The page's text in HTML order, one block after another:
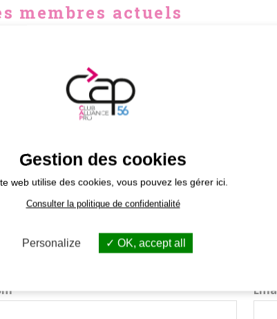
membres actuels
prétendante est présentée au bureau, ou
effective à la majorité des 3/4.
formulaire ci-dessous ou contacter
David
Gestion des cookies
web utilise des cookies, vous pouvez les gérer ici.
Consulter la politique de confidentialité
Personalize OK, accept all